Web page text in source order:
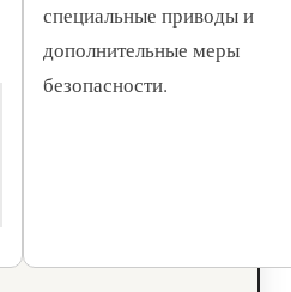
специальные приводы и
дополнительные меры
безопасности.